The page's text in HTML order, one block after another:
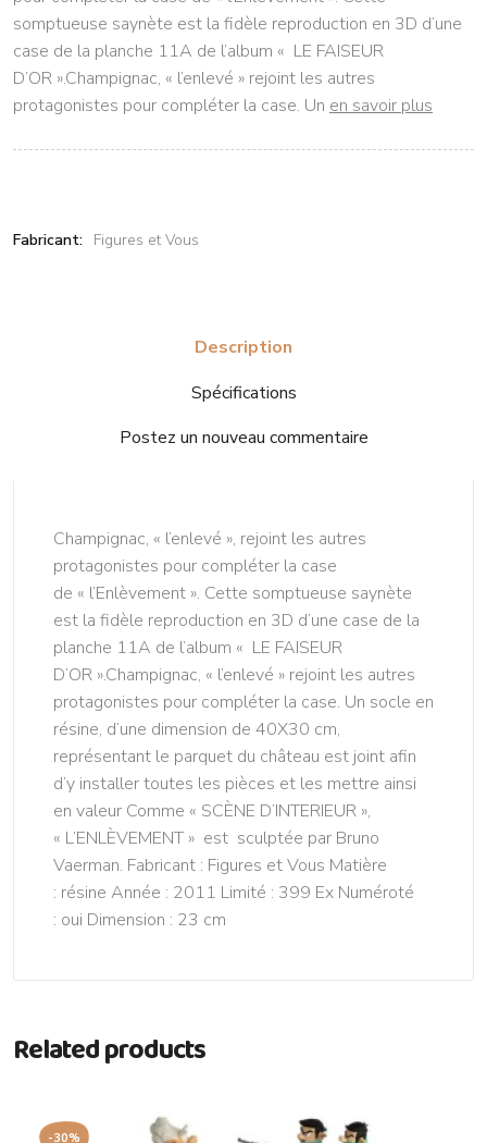
somptueuse saynète est la fidèle reproduction en 3D d’une
case de la planche 11A de l’album « LE FAISEUR
D’OR ».Champignac, « l’enlevé » rejoint les autres
protagonistes pour compléter la case. Un en savoir plus
Fabricant: Figures et Vous
Description
Spécifications
Postez un nouveau commentaire
Champignac, « l’enlevé », rejoint les autres
protagonistes pour compléter la case
de « l’Enlèvement ». Cette somptueuse saynète
est la fidèle reproduction en 3D d’une case de la
planche 11A de l’album « LE FAISEUR
D’OR ».Champignac, « l’enlevé » rejoint les autres
protagonistes pour compléter la case. Un socle en
résine, d’une dimension de 40X30 cm,
représentant le parquet du château est joint afin
d’y installer toutes les pièces et les mettre ainsi
en valeur Comme « SCÈNE D’INTERIEUR »,
« L’ENLÈVEMENT » est sculptée par Bruno
Vaerman. Fabricant : Figures et Vous Matière
: résine Année : 2011 Limité : 399 Ex Numéroté
: oui Dimension : 23 cm
Related products
-30%